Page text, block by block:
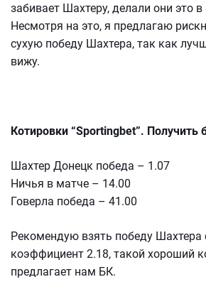
забивает Шахтеру, делали они это в
Несмотря на это, я предлагаю
сухую победу Шахтера, так как
вижу.
Котировки “Sportingbet”. Получить
Шахтер Донецк победа – 1.07
Ничья в матче – 14.00
Говерла победа – 41.00
Рекомендую взять победу Шахтера
коэффициент 2.18, такой хороший
предлагает нам БК.